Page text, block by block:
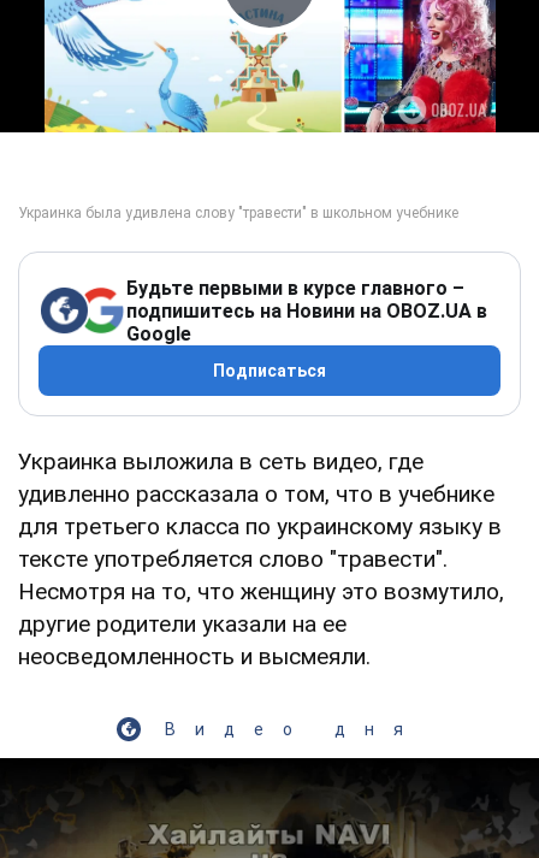
Play Video
Будьте первыми в курсе главного –
подпишитесь на Новини на OBOZ.UA в
Google
Подписаться
Украинка выложила в сеть видео, где
удивленно рассказала о том, что в учебнике
для третьего класса по украинскому языку в
тексте употребляется слово "травести".
Несмотря на то, что женщину это возмутило,
другие родители указали на ее
неосведомленность и высмеяли.
Видео дня